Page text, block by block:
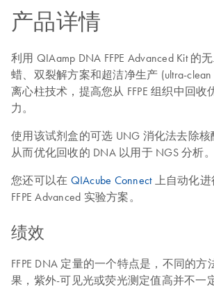
产品详情
利用 QIAamp DNA FFPE Advanced Kit 的
蜡、双裂解方案和超洁净生产 (ultra-clean
离心柱技术，提高您从 FFPE 组织中回收
力。
使用该试剂盒的可选 UNG 消化法去除核
从而优化回收的 DNA 以用于 NGS 分析。
您还可以在 QIAcube Connect上自动化进
FFPE Advanced 实验方案。
绩效
FFPE DNA 定量的一个特点是，不同的
果，紫外-可见光或荧光测定值高并不一